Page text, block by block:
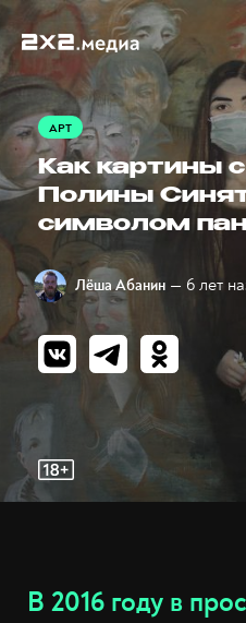
АРТ
Как картины
Полины
символом
Лёша Абанин — 6 лет
В 2016 году в